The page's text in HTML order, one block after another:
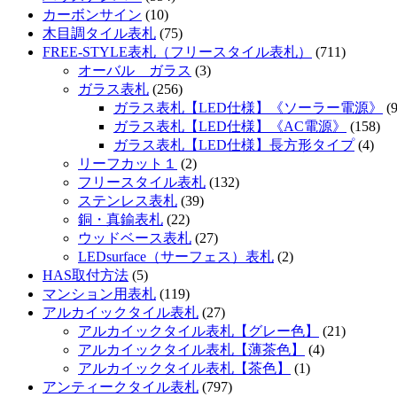
カーボンサイン (10)
木目調タイル表札 (75)
FREE-STYLE表札（フリースタイル表札）
(711)
オーバル ガラス (3)
ガラス表札 (256)
ガラス表札【LED仕様】《ソーラー電源》
ガラス表札【LED仕様】《AC電源》
(158)
ガラス表札【LED仕様】長方形タイプ(4)
リーフカット１
(2)
フリースタイル表札 (132)
ステンレス表札 (39)
銅・真鍮表札 (22)
ウッドベース表札 (27)
LEDsurface（サーフェス）表札 (2)
HAS取付方法 (5)
マンション用表札 (119)
アルカイックタイル表札 (27)
アルカイックタイル表札【グレー色】
(21)
アルカイックタイル表札【薄茶色】
(4)
アルカイックタイル表札【茶色】
(1)
アンティークタイル表札 (797)